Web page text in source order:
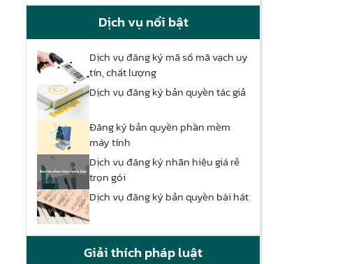
Dịch vụ nổi bật
Dịch vụ đăng ký mã số mã vạch uy
tín, chất lượng
Dịch vụ đăng ký bản quyền tác giả
Đăng ký bản quyền phần mềm
máy tính
Dịch vụ đăng ký nhãn hiệu giá rẻ
trọn gói
Dịch vụ đăng ký bản quyền bài hát
Giải thích pháp luật